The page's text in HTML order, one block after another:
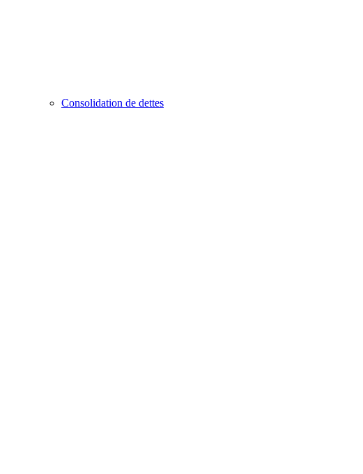
Consolidation de dettes